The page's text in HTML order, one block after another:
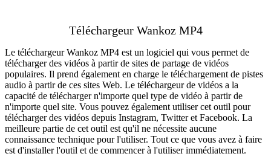
Téléchargeur Wankoz MP4
Le téléchargeur Wankoz MP4 est un logiciel qui vous permet de
télécharger des vidéos à partir de sites de partage de vidéos
populaires. Il prend également en charge le téléchargement de pistes
audio à partir de ces sites Web. Le téléchargeur de vidéos a la
capacité de télécharger n'importe quel type de vidéo à partir de
n'importe quel site. Vous pouvez également utiliser cet outil pour
télécharger des vidéos depuis Instagram, Twitter et Facebook. La
meilleure partie de cet outil est qu'il ne nécessite aucune
connaissance technique pour l'utiliser. Tout ce que vous avez à faire
est d'installer l'outil et de commencer à l'utiliser immédiatement.